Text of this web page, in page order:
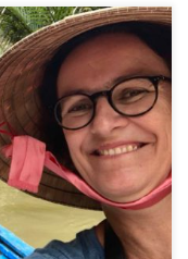
que 10j au
2009 et nous y
où nous avons
adoré le Vietnam